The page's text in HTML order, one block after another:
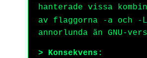
hanterade vissa
av flaggorna
-a och -L
annorlunda än GNU-
> Konsekvens: